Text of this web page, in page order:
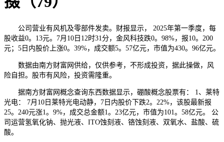
公司营业有风机及零部件发卖。财报显示， 2025年第一季度，每
股收益0。13元。7月10日12时31分，金风科技跌0。98%，报10。200
元；5日内股价上涨0。39%，成交额5。57亿元，市值为430。96亿元。
数据由南方财富网供给，仅供参考，不形成投资，据此操做，风
险自担。股市有风险，投资需隆重。
据南方财富网概念查询东西数据显示，硼酸概念股票有： 1、莱特
光电： 7月10日莱特光电动静，7日内股价下跌2。22%，该股最新报
25。240元涨1。9%，成交总金额1。23亿元，市值为101。58亿元。 公
司运营氢氧化钠、抛光液、ITO蚀刻液、铬蚀刻液、双氧水、盐酸、硫
酸。